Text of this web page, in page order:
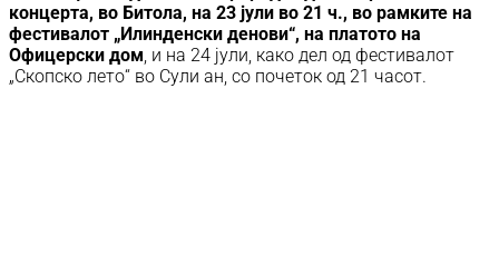
концерта, во Битола, на 23 јули во 21 ч., во рамките на
фестивалот „Илинденски денови“, на платото на
Офицерски дом, и на 24 јули, како дел од фестивалот
„Скопско лето“ во Сули ан, со почеток од 21 часот.